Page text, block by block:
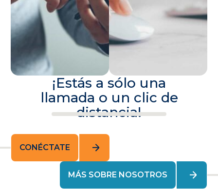
¡Estás a sólo una
llamada o un clic de
distancia!
CONÉCTATE
MÁS SOBRE NOSOTROS